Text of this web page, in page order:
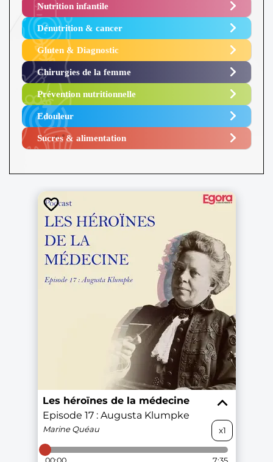
Nutrition infantile
Dénutrition & cancer
Gluten & Diagnostic
Chirurgies de la femme
Prévention nutritionnelle
Edouleur​
Sucres & alimentation​